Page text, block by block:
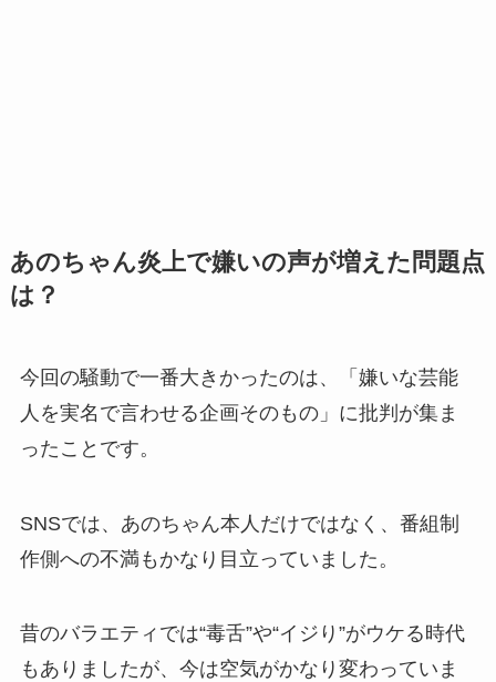
あのちゃん炎上で嫌いの声が増えた問題点
は？
今回の騒動で一番大きかったのは、「嫌いな芸能
人を実名で言わせる企画そのもの」に批判が集ま
ったことです。
SNSでは、あのちゃん本人だけではなく、番組制
作側への不満もかなり目立っていました。
昔のバラエティでは“毒舌”や“イジり”がウケる時代
もありましたが、今は空気がかなり変わっていま